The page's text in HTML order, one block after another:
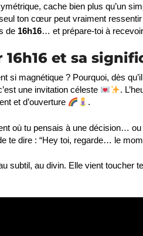
cache bien plus qu’un
ton cœur peut vraiment ressentir
de 16h16… et prépare-toi à
16h16 et sa
si magnétique ? Pourquoi, dès
une invitation céleste
.
et d’ouverture
.
où tu pensais à une décision…
te dire : “Hey toi, regarde… le
subtil, au divin. Elle vient toucher